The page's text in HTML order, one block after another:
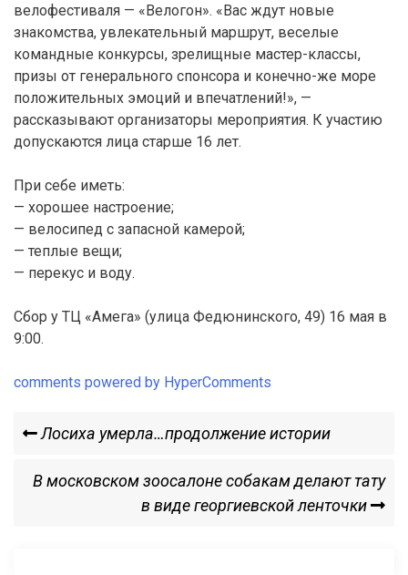
велофестиваля — «Велогон». «Вас ждут новые
знакомства, увлекательный маршрут, веселые
командные конкурсы, зрелищные мастер-классы,
призы от генерального спонсора и конечно-же море
положительных эмоций и впечатлений!», —
рассказывают организаторы мероприятия. К участию
допускаются лица старше 16 лет.
При себе иметь:
— хорошее настроение;
— велосипед с запасной камерой;
— теплые вещи;
— перекус и воду.
Сбор у ТЦ «Амега» (улица Федюнинского, 49) 16 мая в
9:00.
comments powered by HyperComments
Навигация
по
Previous
Лосиха умерла…продолжение истории
Next
В московском зоосалоне собакам делают тату
в виде георгиевской ленточки